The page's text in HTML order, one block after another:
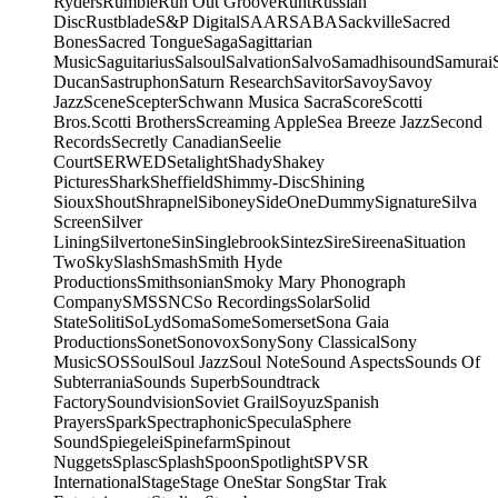
DiscRustbladeS&P DigitalSAARSABASackvilleSacred
BonesSacred TongueSagaSagittarian
MusicSaguitariusSalsoulSalvationSalvoSamadhisoundSamurai
DucanSastruphonSaturn ResearchSavitorSavoySavoy
JazzSceneScepterSchwann Musica SacraScoreScotti
Bros.Scotti BrothersScreaming AppleSea Breeze JazzSecond
RecordsSecretly CanadianSeelie
CourtSERWEDSetalightShadyShakey
PicturesSharkSheffieldShimmy-DiscShining
SiouxShoutShrapnelSiboneySideOneDummySignatureSilva
ScreenSilver
LiningSilvertoneSinSinglebrookSintezSireSireenaSituation
TwoSkySlashSmashSmith Hyde
ProductionsSmithsonianSmoky Mary Phonograph
CompanySMSSNCSo RecordingsSolarSolid
StateSolitiSoLydSomaSomeSomersetSona Gaia
ProductionsSonetSonovoxSonySony ClassicalSony
MusicSOSSoulSoul JazzSoul NoteSound AspectsSounds Of
SubterraniaSounds SuperbSoundtrack
FactorySoundvisionSoviet GrailSoyuzSpanish
PrayersSparkSpectraphonicSpeculaSphere
SoundSpiegeleiSpinefarmSpinout
NuggetsSplascSplashSpoonSpotlightSPVSR
InternationalStageStage OneStar SongStar Trak